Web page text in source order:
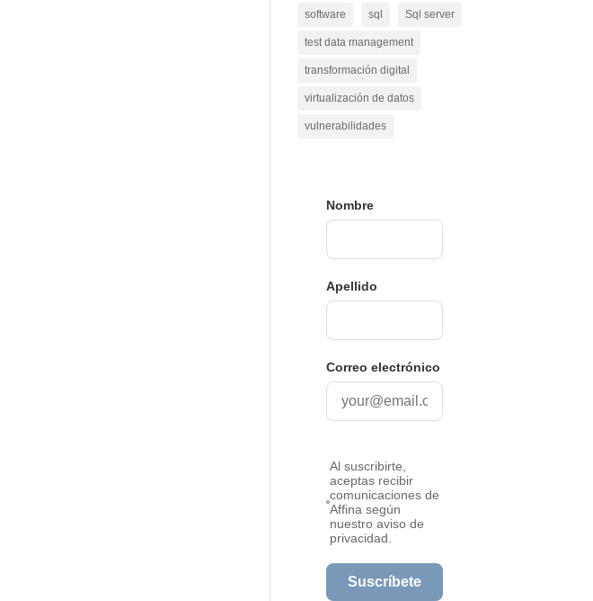
software sql Sql server
test data management
transformación digital
virtualización de datos
vulnerabilidades